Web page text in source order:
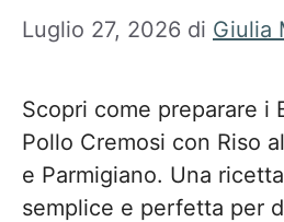
Luglio 27, 2026 di Giulia
Scopri come preparare i
Pollo Cremosi con Riso
e Parmigiano. Una
semplice e perfetta per